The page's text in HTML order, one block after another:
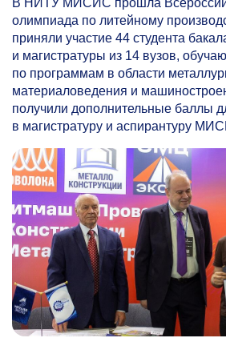
В НИТУ МИСИС прошла
олимпиада по литейному
приняли участие 44 студента
и магистратуры из 14 вузов,
по программам в области
материаловедения и
получили дополнительные баллы
в магистратуру и аспирантуру